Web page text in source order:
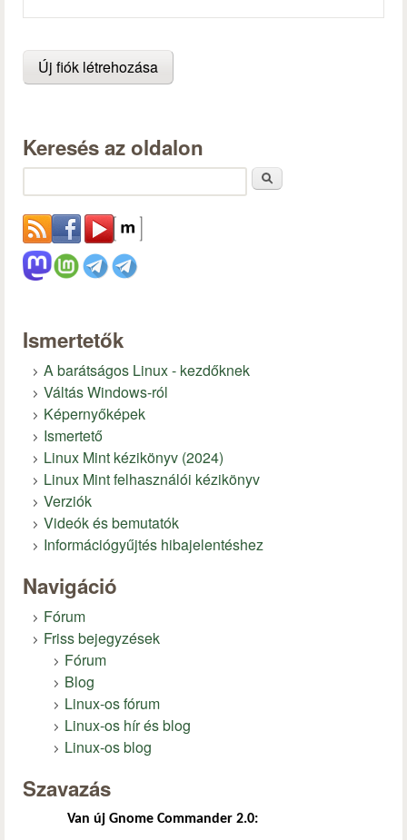
Keresés az oldalon
Ismertetők
A barátságos Linux - kezdőknek
Váltás Windows-ról
Képernyőképek
Ismertető
Linux Mint kézikönyv (2024)
Linux Mint felhasználói kézikönyv
Verziók
Videók és bemutatók
Információgyűjtés hibajelentéshez
Navigáció
Fórum
Friss bejegyzések
Fórum
Blog
Linux-os fórum
Linux-os hír és blog
Linux-os blog
Szavazás
Van új Gnome Commander 2.0: